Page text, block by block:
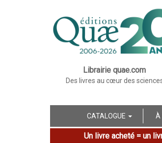
Librairie quae.com
Des livres au cœur des
CATALOGUE À
Un livre acheté = un